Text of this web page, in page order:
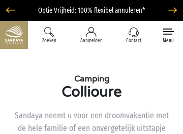
Optie Vrijheid: 100% flexibel annuleren*
Zoeken Aanmelden Contact Menu
Camping
Collioure
Sandaya neemt u voor een droomvakantie met
de hele familie of een onvergetelijk uitstapje